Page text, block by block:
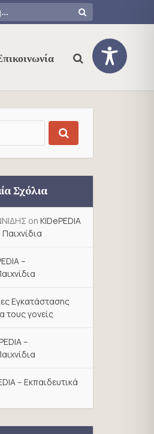
Σχόλια
on KIDePEDIA
–
Εγκατάστασης
τους γονείς
–
– Εκπαιδευτικά